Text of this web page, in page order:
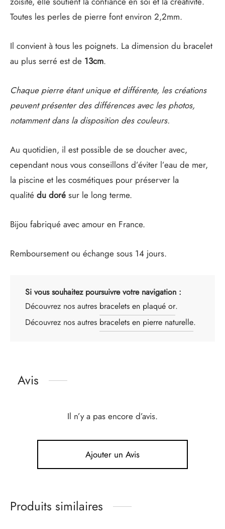
Toutes les perles de pierre font environ 2,2mm.
Il convient à tous les poignets. La dimension du bracelet
au plus serré est de 13cm.
Chaque pierre étant unique et différente, les créations
peuvent présenter des différences avec les photos,
notamment dans la disposition des couleurs.
Au quotidien, il est possible de se doucher avec,
cependant nous vous conseillons d’éviter l’eau de mer,
la piscine et les cosmétiques pour préserver la
qualité du doré sur le long terme.
Bijou fabriqué avec amour en France.
Remboursement ou échange sous 14 jours.
Si vous souhaitez poursuivre votre navigation :
Découvrez nos autres bracelets en plaqué or.
Découvrez nos autres bracelets en pierre naturelle.
Avis
Il n’y a pas encore d’avis.
Ajouter un Avis
Produits similaires